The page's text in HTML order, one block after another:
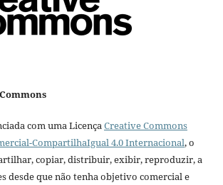
com uma LicençaCreative Commons
CompartilhaIgual 4.0 Internacional, o
copiar, distribuir, exibir, reproduzir, a
desde que não tenha objetivo comercial e